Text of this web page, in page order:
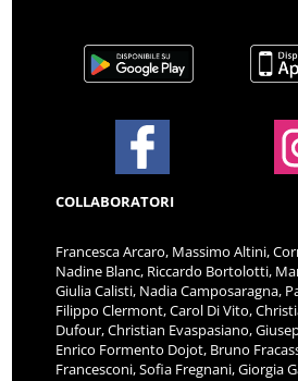
COLLABORATORI
Francesca Arcaro, Massimo Altini,
Nadine Blanc, Riccardo Bortolotti,
Giulia Calisti, Nadia Camposaragna,
Filippo Clermont, Carol Di Vito,
Dufour, Christian Evaspasiano,
Enrico Formento Dojot, Bruno
Francesconi, Sofia Fregnani, Giorgia